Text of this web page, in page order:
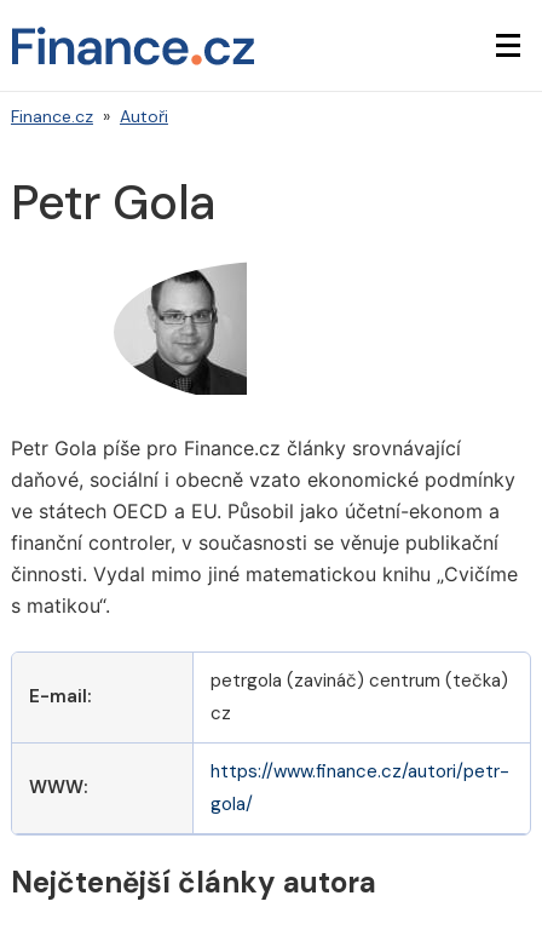
Finance.cz » Autoři
Petr Gola
Petr Gola píše pro Finance.cz články srovnávající
daňové, sociální i obecně vzato ekonomické podmínky
ve státech OECD a EU. Působil jako účetní-ekonom a
finanční controler, v současnosti se věnuje publikační
činnosti. Vydal mimo jiné matematickou knihu „Cvičíme
s matikou“.
E-mail:
petrgola (zavináč) centrum (tečka)
cz
WWW:
https://www.finance.cz/autori/petr-
gola/
Nejčtenější články autora